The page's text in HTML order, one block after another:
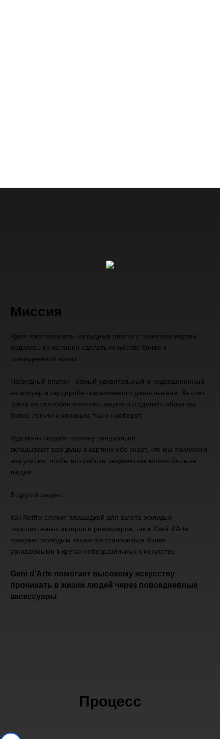
Миссия
Идея изготавливать нагрудные платки с принтами картин
родилась из желания сделать искусство ближе к
повседневной жизни.
Нагрудный платок - самый удивительный и недооценённый
аксессуар а гардеробе современного джентльмена. За счёт
цвета он способен сместить акценты и сделать образ как
более легким и игривым, так и наоборот.
Художник создаёт картину специально
вкладывают всю душу в картину ибо знает, что мы приложим
все усилия, чтобы его работы увидели как можно больше
людей.
В другой раздел
Как Netflix служит площадкой для взлета молодых
перспективных актеров и режиссеров, так и Geni d'Arte
поможет молодым талантам становиться более
узнаваемыми в кругах небезразличных к искусству.
Geni d'Arte помогает высокому искусству
проникать в жизни людей через повседневные
аксессуары
Процесс